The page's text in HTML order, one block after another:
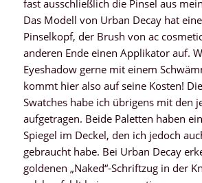
fast ausschließlich die Pinsel aus
Das Modell von Urban Decay hat
Pinselkopf, der Brush von ac
anderen Ende einen Applikator auf.
Eyeshadow gerne mit einem
kommt hier also auf seine Kosten!
Swatches habe ich übrigens mit den
aufgetragen. Beide Paletten haben
Spiegel im Deckel, den ich jedoch
gebraucht habe. Bei Urban Decay
goldenen „Naked“-Schriftzug in der